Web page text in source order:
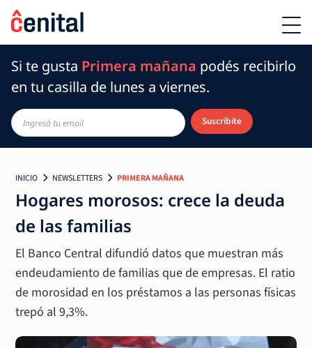
Si te gusta Primera mañana podés recibirlo
en tu casilla de lunes a viernes.
Suscribite
INICIO NEWSLETTERS PRIMERA MAÑANA
Hogares morosos: crece la deuda
de las familias
El Banco Central difundió datos que muestran más
endeudamiento de familias que de empresas. El ratio
de morosidad en los préstamos a las personas físicas
trepó al 9,3%.